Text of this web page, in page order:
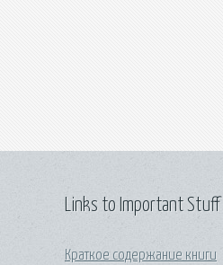
Links to Important Stuff
Краткое содержание книги